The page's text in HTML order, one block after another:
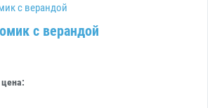
с верандой